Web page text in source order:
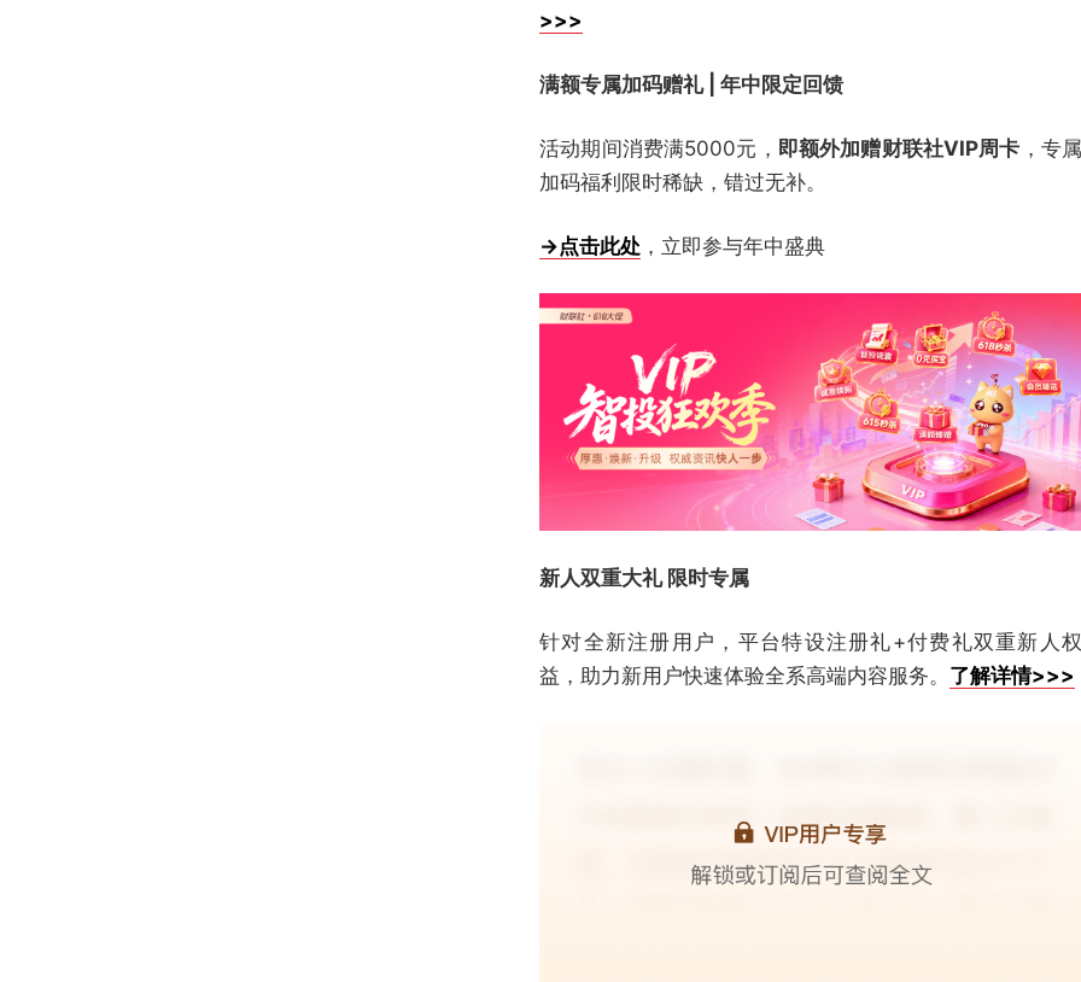
>>>
满额专属加码赠礼 | 年中限定回馈
活动期间消费满5000元， 即额外加赠财联社VIP周卡 ，专
加码福利限时稀缺，错过无补。
→点击此处 ，立即参与年中盛典
新人双重大礼 限时专属
针对全新注册用户，平台特设注册礼+付费礼双重新人权
益，助力新用户快速体验全系高端内容服务。 了解详情>>>